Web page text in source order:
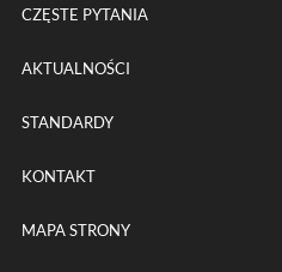
CZĘSTE PYTANIA
AKTUALNOŚCI
STANDARDY
KONTAKT
MAPA STRONY